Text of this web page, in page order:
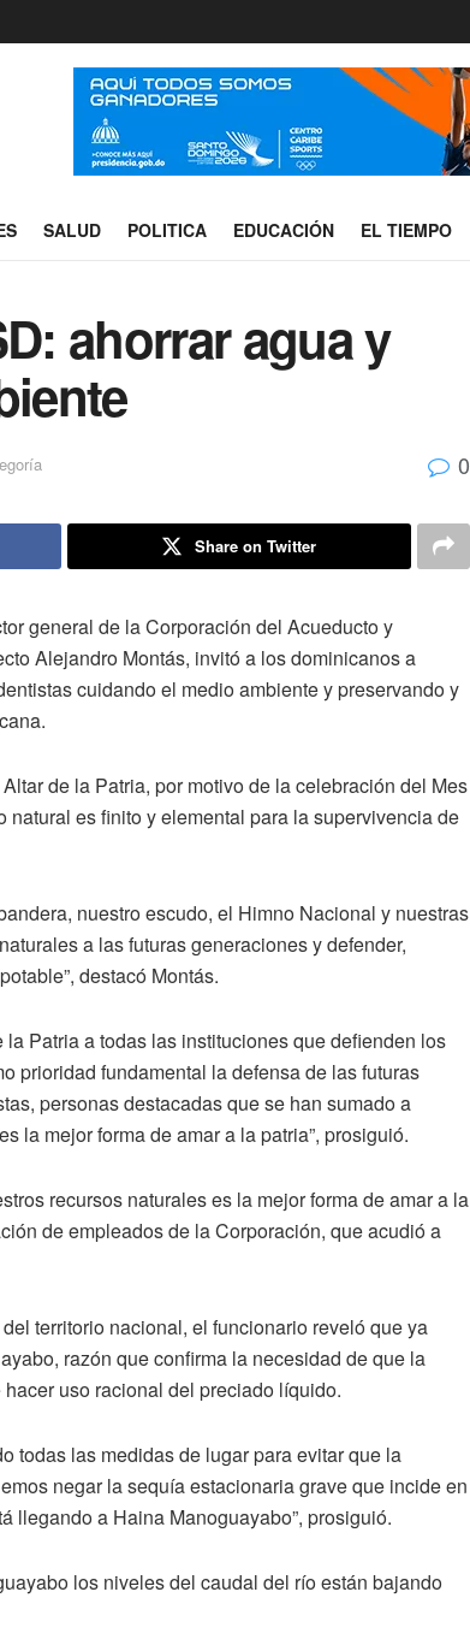
SALUD POLITICA EDUCACIÓN EL TIEMPO
ahorrar agua y
0
Share on Twitter
general de la Corporación del Acueducto y
Alejandro Montás, invitó a los dominicanos a
cuidando el medio ambiente y preservando y
de la Patria, por motivo de la celebración del Mes
es finito y elemental para la supervivencia de
nuestro escudo, el Himno Nacional y nuestras
a las futuras generaciones y defender,
destacó Montás.
Patria a todas las instituciones que defienden los
prioridad fundamental la defensa de las futuras
personas destacadas que se han sumado a
la mejor forma de amar a la patria”, prosiguió.
recursos naturales es la mejor forma de amar a la
de empleados de la Corporación, que acudió a
territorio nacional, el funcionario reveló que ya
razón que confirma la necesidad de que la
uso racional del preciado líquido.
todas las medidas de lugar para evitar que la
negar la sequía estacionaria grave que incide en
llegando a Haina Manoguayabo”, prosiguió.
los niveles del caudal del río están bajando